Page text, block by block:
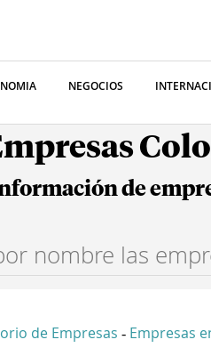
NEGOCIOS
de
de Empresas - Empresas